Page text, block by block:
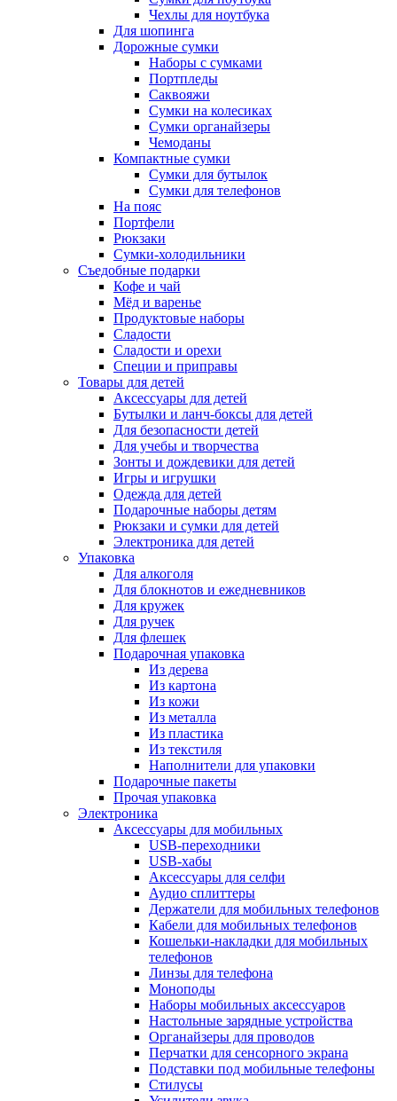
Чехлы для ноутбука
Для шопинга
Дорожные сумки
Наборы с сумками
Портпледы
Саквояжи
Сумки на колесиках
Сумки органайзеры
Чемоданы
Компактные сумки
Сумки для бутылок
Сумки для телефонов
На пояс
Портфели
Рюкзаки
Сумки-холодильники
Съедобные подарки
Кофе и чай
Мёд и варенье
Продуктовые наборы
Сладости
Сладости и орехи
Специи и приправы
Товары для детей
Аксессуары для детей
Бутылки и ланч-боксы для детей
Для безопасности детей
Для учебы и творчества
Зонты и дождевики для детей
Игры и игрушки
Одежда для детей
Подарочные наборы детям
Рюкзаки и сумки для детей
Электроника для детей
Упаковка
Для алкоголя
Для блокнотов и ежедневников
Для кружек
Для ручек
Для флешек
Подарочная упаковка
Из дерева
Из картона
Из кожи
Из металла
Из пластика
Из текстиля
Наполнители для упаковки
Подарочные пакеты
Прочая упаковка
Электроника
Аксессуары для мобильных
USB-переходники
USB-хабы
Аксессуары для селфи
Аудио сплиттеры
Держатели для мобильных телефонов
Кабели для мобильных телефонов
Кошельки-накладки для мобильных
телефонов
Линзы для телефона
Моноподы
Наборы мобильных аксессуаров
Настольные зарядные устройства
Органайзеры для проводов
Перчатки для сенсорного экрана
Подставки под мобильные телефоны
Стилусы